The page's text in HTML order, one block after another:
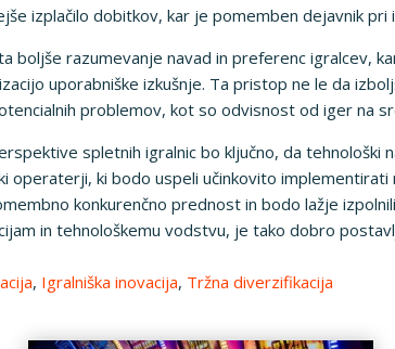
izplačilo dobitkov, kar je pomemben dejavnik pri
boljše razumevanje navad in preferenc igralcev,
uporabniške izkušnje. Ta pristop ne le da
problemov, kot so odvisnost od iger na
spletnih igralnic bo ključno, da tehnološki
operaterji, ki bodo uspeli učinkovito
konkurenčno prednost in bodo lažje
in tehnološkemu vodstvu, je tako dobro
, Igralniška inovacija, Tržna diverzifikacija